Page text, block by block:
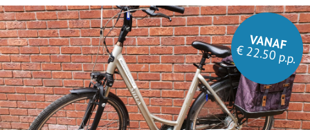
VANAF
€ 22.50 p.p.